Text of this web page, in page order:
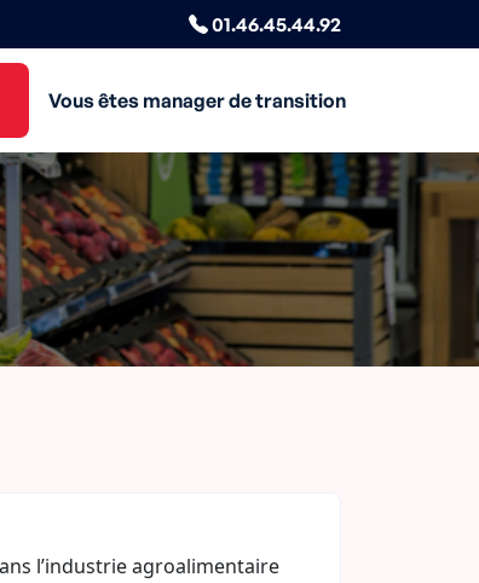
01.46.45.44.92
Vous êtes manager de transition
l’industrie agroalimentaire